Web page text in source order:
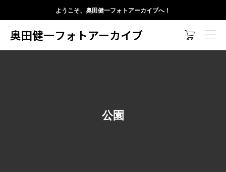
ようこそ、奥田健一フォトアーカイブへ！
奥田健一フォトアーカイブ 
公園